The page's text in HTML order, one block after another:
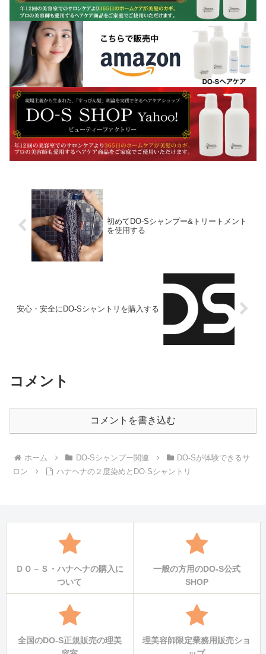
初めてDO-Sシャンプー&トリートメント
を使用する
安心・安全にDO-Sシャントリを購入する
コメント
コメントを書き込む
ホーム DO-Sシャンプー関連
DO-Sが体験できるサ
ロン
ハナヘナの２度染めとDO-Sシャントリ
ＤＯ－Ｓ・ハナヘナの購入に
ついて
一般の方用のDO-S公式
SHOP
全国のDO-S正規販売の理美
理美容師限定業務用販売ショ